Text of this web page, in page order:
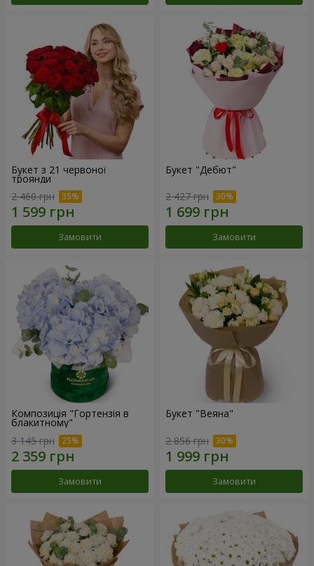
Букет з 21 червоної
троянди
2 460 грн
Замовити
Букет "Дебют"
2 427 грн
Замовити
Композиція "Гортензія в
блакитному"
3 145 грн
Замовити
Букет "Веяна"
2 856 грн
Замовити